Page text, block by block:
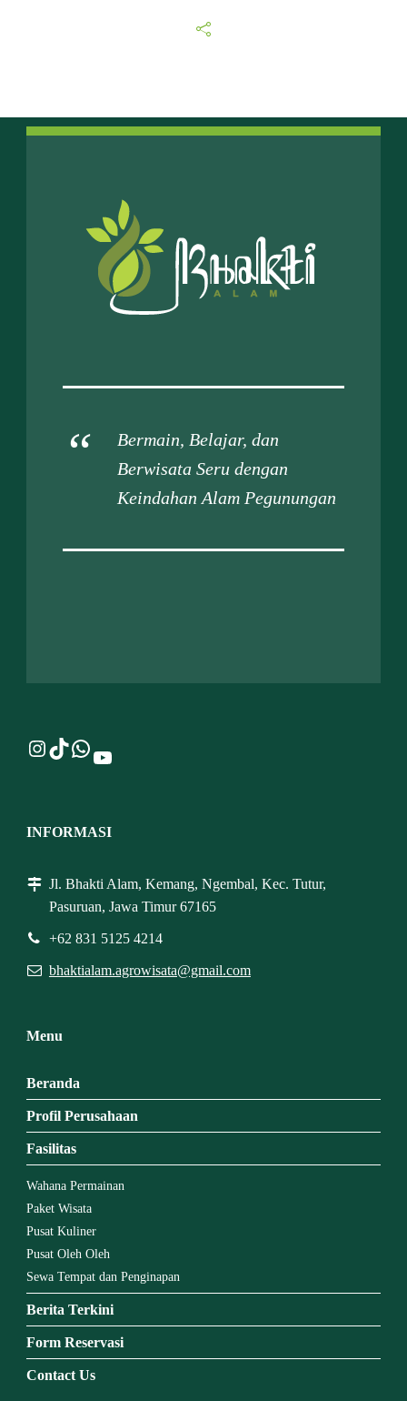
Bermain, Belajar, dan
Berwisata Seru dengan
Keindahan Alam Pegunungan
Instagram
TikTok
WhatsApp
YouTube
INFORMASI
Jl. Bhakti Alam, Kemang, Ngembal, Kec. Tutur,
Pasuruan, Jawa Timur 67165
+62 831 5125 4214
bhaktialam.agrowisata@gmail.com
Menu
Beranda
Profil Perusahaan
Fasilitas
Wahana Permainan
Paket Wisata
Pusat Kuliner
Pusat Oleh Oleh
Sewa Tempat dan Penginapan
Berita Terkini
Form Reservasi
Contact Us